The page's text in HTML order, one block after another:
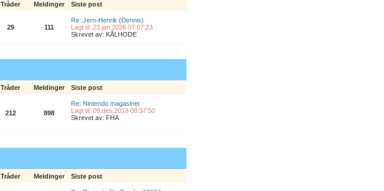
Tråder Meldinger Siste post
29 111
Re: Jern-Henrik (Dennis)
Lagt til: 23.jan.2026 07:07:23
Skrevet av: KÅLHODE
Tråder Meldinger Siste post
212 898
Re: Nintendo magasinet
Lagt til: 09.des.2019 08:37:50
Skrevet av: FHA
Tråder Meldinger Siste post